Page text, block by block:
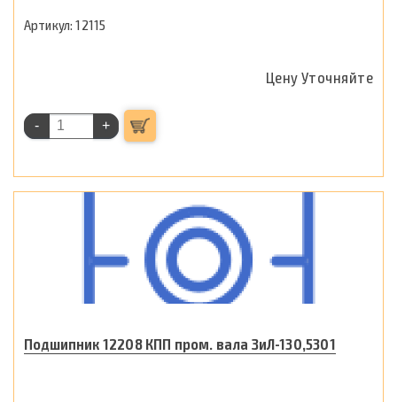
12115
Цену Уточняйте
- +
Подшипник 12208 КПП пром. вала ЗиЛ-130,5301